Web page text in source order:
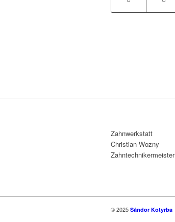
Zahnwerkstatt
Christian Wozny
Zahntechnikermeister
© 2025 Sándor Kotyrba